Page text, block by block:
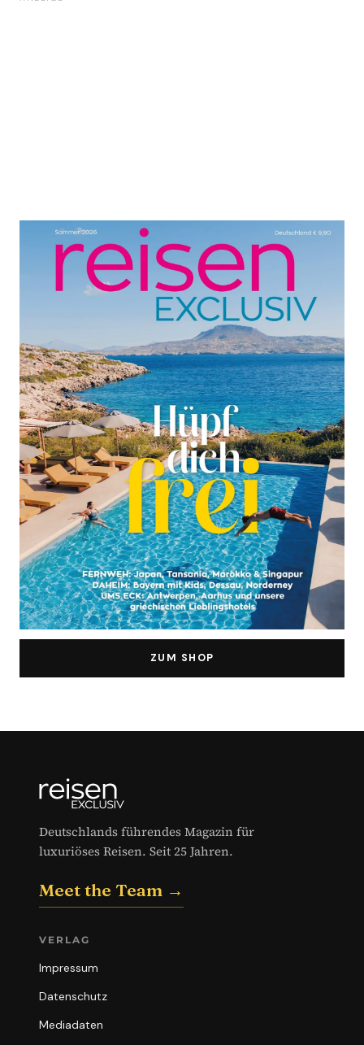
ZUM SHOP
Deutschlands führendes Magazin für
luxuriöses Reisen. Seit 25 Jahren.
Meet the Team →
VERLAG
Impressum
Datenschutz
Mediadaten